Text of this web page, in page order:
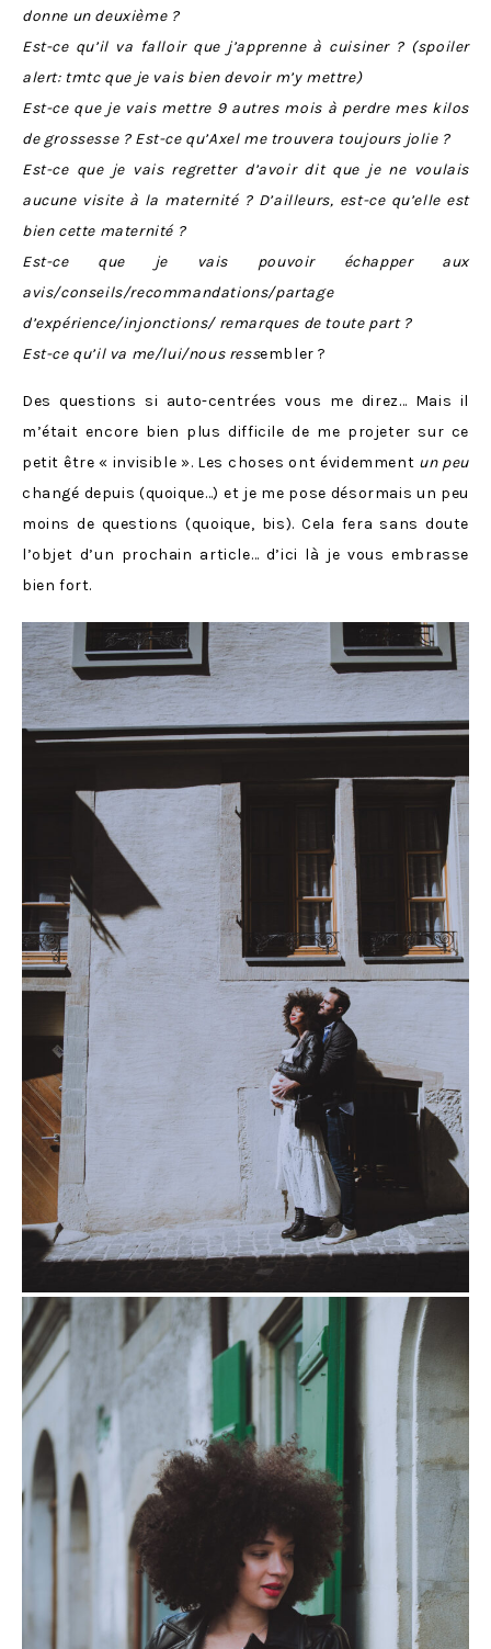
donne un deuxième ?
Est-ce qu’il va falloir que j’apprenne à cuisiner ? (spoiler
alert: tmtc que je vais bien devoir m’y mettre)
Est-ce que je vais mettre 9 autres mois à perdre mes kilos
de grossesse ? Est-ce qu’Axel me trouvera toujours jolie ?
Est-ce que je vais regretter d’avoir dit que je ne voulais
aucune visite à la maternité ? D’ailleurs, est-ce qu’elle est
bien cette maternité ?
Est-ce que je vais pouvoir échapper aux
avis/conseils/recommandations/partage
d’expérience/injonctions/ remarques de toute part ?
Est-ce qu’il va me/lui/nous ressembler ?
Des questions si auto-centrées vous me direz… Mais il
m’était encore bien plus difficile de me projeter sur ce
petit être « invisible ». Les choses ont évidemment un peu
changé depuis (quoique…) et je me pose désormais un peu
moins de questions (quoique, bis). Cela fera sans doute
l’objet d’un prochain article… d’ici là je vous embrasse
bien fort.